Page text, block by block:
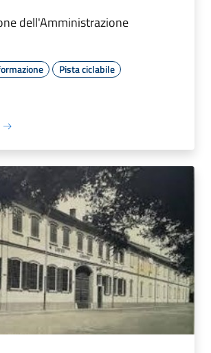
dell'Amministrazione
Pista ciclabile